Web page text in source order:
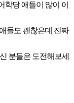
학당 애들이 많이 이
들도 괜찮은데 진짜
분들은 도전해보세